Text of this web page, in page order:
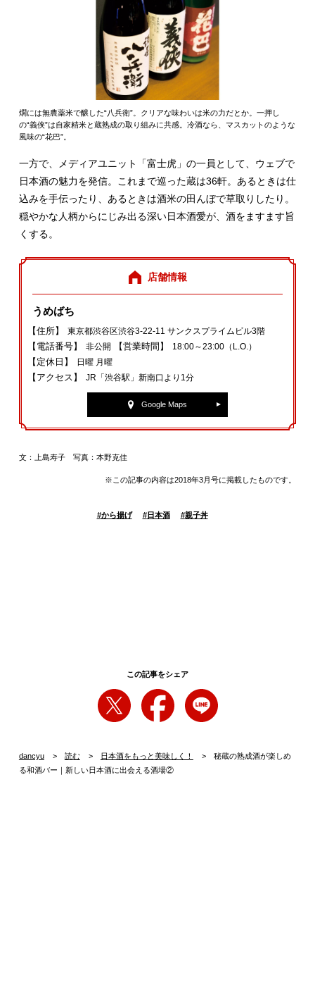
燗には無農薬米で醸した“八兵衛”。クリアな味わいは米の力だとか。一押し
の“義侠”は自家精米と蔵熟成の取り組みに共感。冷酒なら、マスカットのような
風味の“花巴”。
一方で、メディアユニット「富士虎」の一員として、ウェブで
日本酒の魅力を発信。これまで巡った蔵は36軒。あるときは仕
込みを手伝ったり、あるときは酒米の田んぼで草取りしたり。
穏やかな人柄からにじみ出る深い日本酒愛が、酒をますます旨
くする。
店舗情報
うめばち
【住所】 東京都渋谷区渋谷3‐22‐11 サンクスプライムビル3階
【電話番号】 非公開 【営業時間】 18:00～23:00（L.O.）
【定休日】 日曜 月曜
【アクセス】 JR「渋谷駅」新南口より1分
Google Maps
文：上島寿子 写真：本野克佳
※この記事の内容は2018年3月号に掲載したものです。
#から揚げ #日本酒 #親子丼
この記事をシェア
dancyu 読む 日本酒をもっと美味しく！
秘蔵の熟成酒が楽しめ
る和酒バー｜新しい日本酒に出会える酒場②